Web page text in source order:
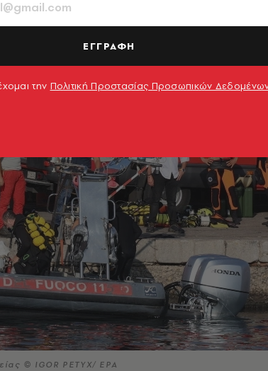
© IGOR PETYX/ EPA
ΕΓΓΡΑΦΗ
την Πολιτική Προστασίας Προσωπικών